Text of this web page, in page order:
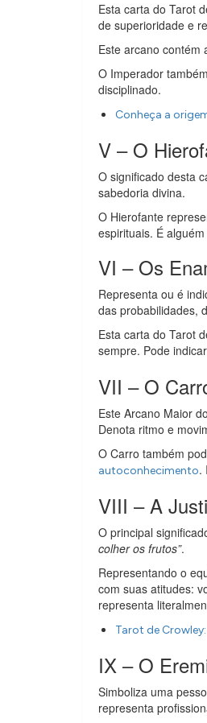
Esta carta do Tarot
de superioridade e
Este arcano contém
O Imperador
disciplinado.
Conheça a
V – O
O significado desta
sabedoria divina.
O Hierofante
espirituais. É
VI – Os
Representa ou é
das probabilidades,
Esta carta do Tarot
sempre. Pode
VII – O
Este Arcano Maior
Denota ritmo e
O Carro também
autoconhecimento.
VIII – A
O principal
colher os frutos”.
Representando o
com suas atitudes:
representa
Tarot de
IX – O
Simboliza uma
representa